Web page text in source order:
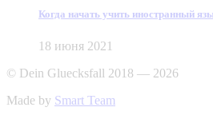
Когда начать учить иностранный
18 июня 2021
© Dein Gluecksfall 2018 — 2026
Made by Smart Team